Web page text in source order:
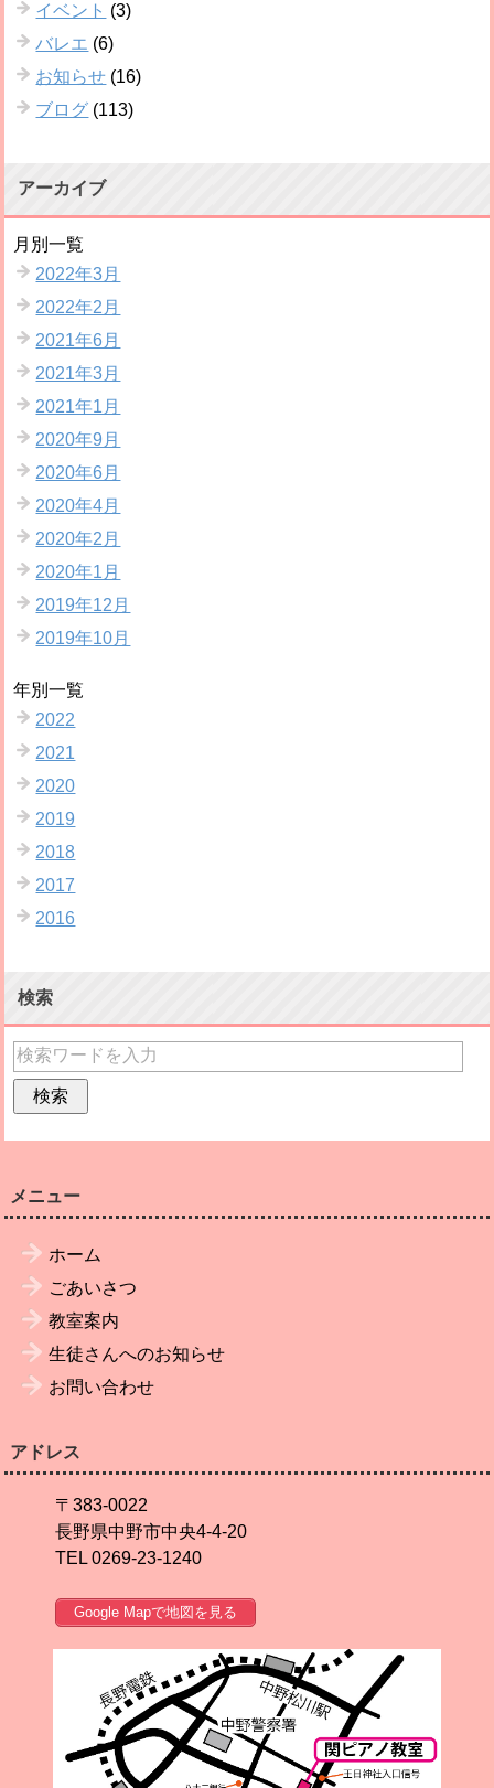
イベント (3)
バレエ (6)
お知らせ (16)
ブログ (113)
アーカイブ
月別一覧
2022年3月
2022年2月
2021年6月
2021年3月
2021年1月
2020年9月
2020年6月
2020年4月
2020年2月
2020年1月
2019年12月
2019年10月
年別一覧
2022
2021
2020
2019
2018
2017
2016
検索
メニュー
ホーム
ごあいさつ
教室案内
生徒さんへのお知らせ
お問い合わせ
アドレス
〒383-0022
長野県中野市中央4-4-20
TEL 0269-23-1240
Google Mapで地図を見る